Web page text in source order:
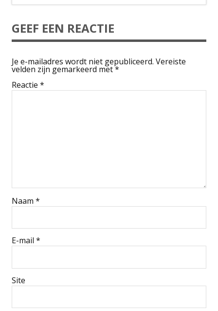
GEEF EEN REACTIE
Je e-mailadres wordt niet gepubliceerd. Vereiste
velden zijn gemarkeerd met*
Reactie *
Naam *
E-mail *
Site